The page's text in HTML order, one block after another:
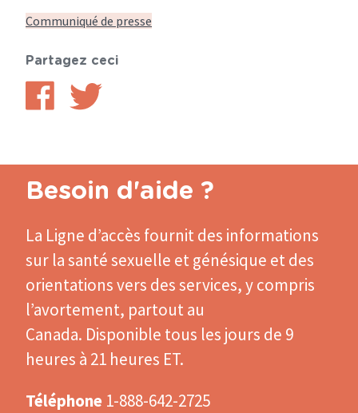
Communiqué de presse
Partagez ceci
Partager
sur
Besoin d'aide ?
La Ligne d’accès fournit des informations
sur la santé sexuelle et génésique et des
orientations vers des services, y compris
l’avortement, partout au
Canada. Disponible tous les jours de 9
heures à 21 heures ET.
Téléphone 1-888-642-2725